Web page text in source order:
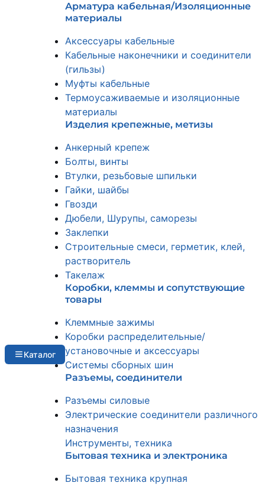
Каталог
Арматура кабельная/Изоляционные
материалы
Аксессуары кабельные
Кабельные наконечники и соединители
(гильзы)
Муфты кабельные
Термоусаживаемые и изоляционные
материалы
Изделия крепежные, метизы
Анкерный крепеж
Болты, винты
Втулки, резьбовые шпильки
Гайки, шайбы
Гвозди
Дюбели, Шурупы, саморезы
Заклепки
Строительные смеси, герметик, клей,
растворитель
Такелаж
Коробки, клеммы и сопутствующие
товары
Клеммные зажимы
Коробки распределительные/
установочные и аксессуары
Системы сборных шин
Разъемы, соединители
Разъемы силовые
Электрические соединители различного
назначения
Инструменты, техника
Бытовая техника и электроника
Бытовая техника крупная